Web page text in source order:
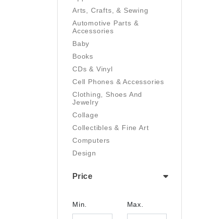
Arts, Crafts, & Sewing
Automotive Parts &
Accessories
Baby
Books
CDs & Vinyl
Cell Phones & Accessories
Clothing, Shoes And
Jewelry
Collage
Collectibles & Fine Art
Computers
Design
Drawing
Film/Video
Garden & Outdoor
Price
Min. Max.